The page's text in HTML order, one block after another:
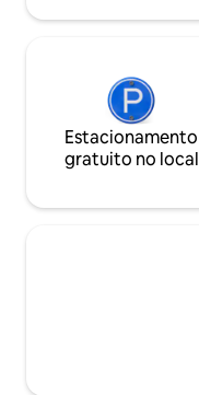
Estacionamento
gratuito no local